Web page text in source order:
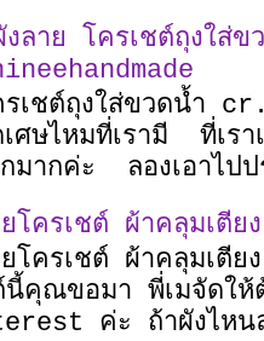
งลาย โครเชต์ถุงใส่ข
เชต์ถุงใส่ขวดน้ำ
เศษไหมที่เรามี ที่เร
กมากค่ะ ลองเอาไ
ยโครเชต์ ผ้าคลุมเ
ยโครเชต์ ผ้าคลุมเ
นี้คุณขอมา พี่เมจัดใ
ค่ะ ถ้าผังไหน